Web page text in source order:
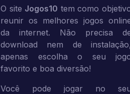
O site Jogos10 tem como
reunir os melhores jogos
da internet. Não precisa
download nem de instalação,
apenas escolha o seu
favorito e boa diversão!
Você pode jogar no